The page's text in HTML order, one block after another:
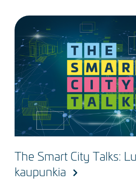
The Smart City Talks:
kaupunkia